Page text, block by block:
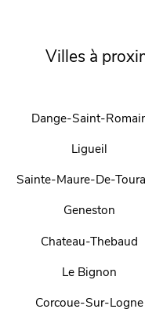
Villes à
Dange-Saint-
Ligueil
Sainte-Maure-De-
Geneston
Chateau-Thebaud
Le Bignon
Corcoue-Sur-Logne